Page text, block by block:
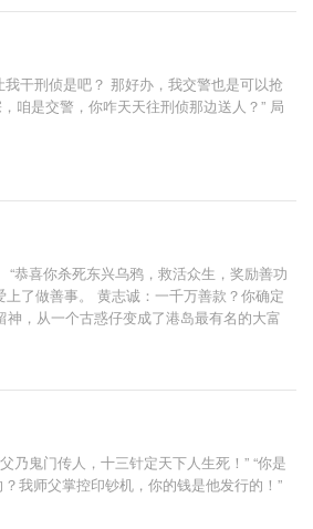
干刑侦是吧？ 那好办，我交警也是可以抢
咱是交警，你咋天天往刑侦那边送人？” 局
恭喜你杀死东兴乌鸦，救活众生，奖励善功
了做善事。 黄志诚：一千万善款？你确定
，从一个古惑仔变成了港岛最有名的大富
乃鬼门传人，十三针定天下人生死！” “你是
我师父掌控印钞机，你的钱是他发行的！”